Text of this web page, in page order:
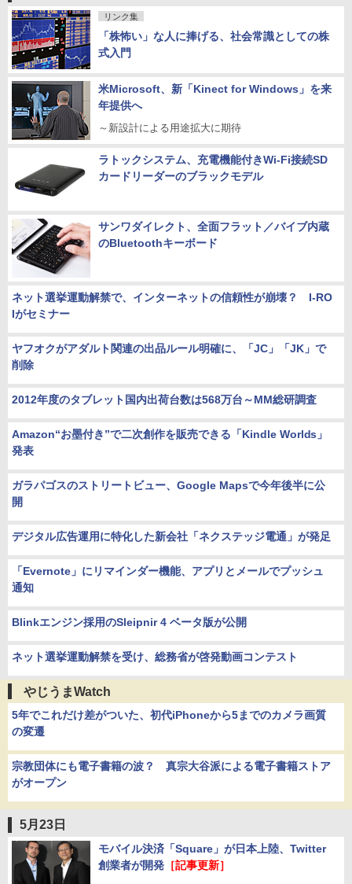
リンク集
「株怖い」な人に捧げる、社会常識としての株
式入門
米Microsoft、新「Kinect for Windows」を来
年提供へ
～新設計による用途拡大に期待
ラトックシステム、充電機能付きWi-Fi接続SD
カードリーダーのブラックモデル
サンワダイレクト、全面フラット／バイブ内蔵
のBluetoothキーボード
ネット選挙運動解禁で、インターネットの信頼性が崩壊？ I-RO
Iがセミナー
ヤフオクがアダルト関連の出品ルール明確に、「JC」「JK」で
削除
2012年度のタブレット国内出荷台数は568万台～MM総研調査
Amazon“お墨付き”で二次創作を販売できる「Kindle Worlds」
発表
ガラパゴスのストリートビュー、Google Mapsで今年後半に公
開
デジタル広告運用に特化した新会社「ネクステッジ電通」が発足
「Evernote」にリマインダー機能、アプリとメールでプッシュ
通知
Blinkエンジン採用のSleipnir 4 ベータ版が公開
ネット選挙運動解禁を受け、総務省が啓発動画コンテスト
やじうまWatch
5年でこれだけ差がついた、初代iPhoneから5までのカメラ画質
の変遷
宗教団体にも電子書籍の波？ 真宗大谷派による電子書籍ストア
がオープン
5月23日
モバイル決済「Square」が日本上陸、Twitter
創業者が開発［記事更新］